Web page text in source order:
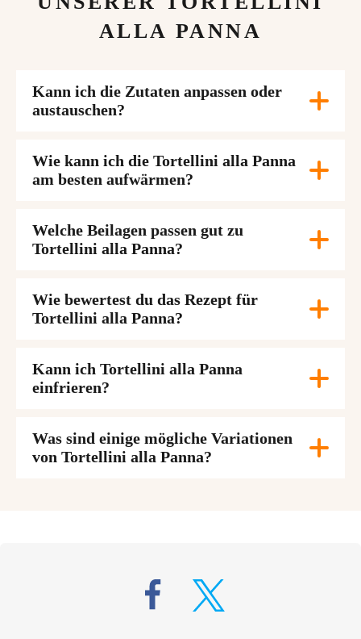
ALLA PANNA
Kann ich die Zutaten anpassen oder
austauschen?
Wie kann ich die Tortellini alla Panna
am besten aufwärmen?
Welche Beilagen passen gut zu
Tortellini alla Panna?
Wie bewertest du das Rezept für
Tortellini alla Panna?
Kann ich Tortellini alla Panna
einfrieren?
Was sind einige mögliche Variationen
von Tortellini alla Panna?